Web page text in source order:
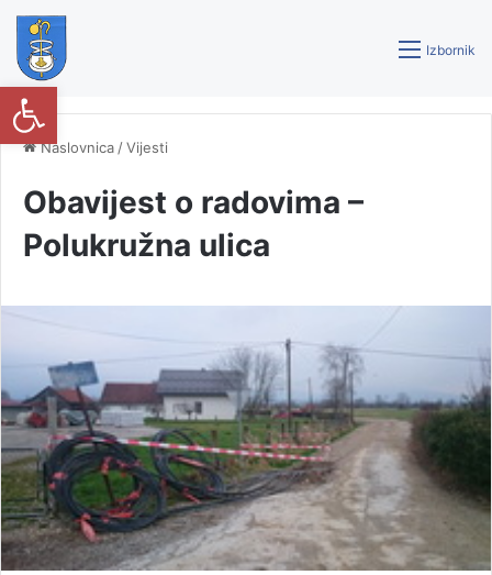
Izbornik
Naslovnica /Vijesti
Obavijest o radovima –
Polukružna ulica
Open toolbar